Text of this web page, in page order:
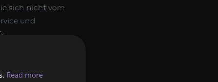
sich nicht vom
und
Read more